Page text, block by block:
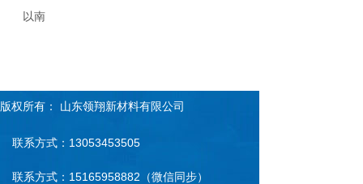
以南
联系方式：13053453505
联系方式：15165958882（微信同步）
版权所有： 山东领翔新材料有限公司